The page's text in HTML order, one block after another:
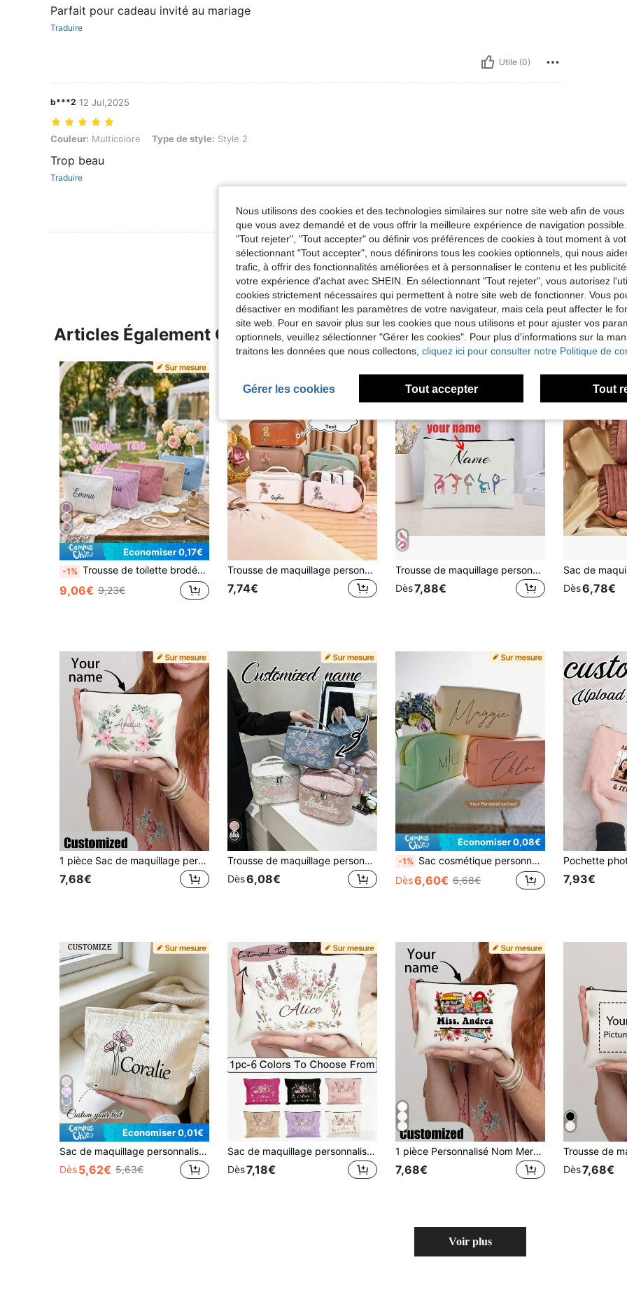
Parfait pour cadeau invité au mariage
Traduire
Utile (0)
b***2 12 Jul,2025
Couleur: Multicolore, Type de style: Style 2
Couleur: Multicolore Type de style: Style 2
Trop beau
Traduire
Utile (0)
Voir Plus D'avis
Articles Également Consultés
Économiser 0,17€
-1% Trousse de toilette brodée personnalisée, Trousse de toilette avec combinaison de lettres, Trousse de maquillage florale, Trousse de toilette de demoiselle d'honneur, Cadeau de demoiselle d'honneur, Trousse de toilette de voyage
9,06€ 9,23€
Trousse de maquillage personnalisée en PU imperméable, cadeaux de demoiselle d'honneur personnalisés, organisateur de voyage grande capacité, rentrée scolaire, pour adolescents, kawaii, Y2K, minimaliste, pour anniversaires, fêtes, essentiel de vacances, cadeaux pour femmes, esthétique
7,74€
Trousse de maquillage personnalisée avec motif de gymnastique - Nom personnalisé, pochette de maquillage légère et pliable, matériau en polyester, convient pour les voyages et les cadeaux
Dès7,88€
Dès6,78€
1 pièce Sac de maquillage personnalisé avec monogramme floral aquarelle - Sac cosmétique personnalisé, cadeau de Noël parfait pour maman, enseignante, fille, valises et bagages de voyage
7,68€
Trousse de maquillage personnalisée avec broderie de nom et motif floral avec poignée, organisateur de voyage grande capacité, sac de rangement durable pour cosmétiques et articles de toilette
Dès6,08€
Économiser 0,08€
-1% Sac cosmétique personnalisé avec nom. Sac à maquillage monogramme personnalisé. Sac de rangement pour serviettes hygiéniques. Sac à maquillage de voyage. Sac de toilette . Sac de rangement personnalisé. Sac de demoiselle d'honneur du mois de naissance, cadeaux pour la fête de la mariée, faveurs pour la fête de la jeune fille, cadeau de demoiselle d'honneur polyvalent, idéal pour elle, petite amie, lui, valises et bagages de voyage
Dès6,60€ 6,68€ 7,93€
22
Économiser 0,01€
Sac de maquillage personnalisé, pochette cosmétique personnalisée, sac de rangement avec logo de nom de lettre personnalisé, sac de maquillage léger avec fermeture éclair, cadeau personnalisé
Dès5,62€ 5,63€
Sac de maquillage personnalisable avec motif floral pour maman, peut être personnalisé avec un nom, peut être personnalisé selon votre design exclusif, peut être utilisé comme sac de rangement, sac de toilette, sac à main, peut également être utilisé comme porte-monnaie, trousse à crayons, un cadeau idéal pour maman, léger et pliable, utilisation polyvalente. Organisateur de voyage
Dès7,18€
1 pièce Personnalisé Nom Merci Sac de maquillage pour enseignant Cadeau personnalisé, sac à main pour femme, trousse de toilette de voyage en canevas, étui de rangement de cosmétiques, cadeau pour la rentrée scolaire et la fête des enseignants, multifonctionnel, polyvalent, grande capacité, léger, fonctionnel, pratique, tout usage, coloré, mignon, pour le trajet, décontracté professionnel, cadeaux idéaux pour lui, cadeaux idéaux pour les vacances/jours fériés, pour l'extérieur/les sorties/les voyages/la randonnée/le stade/les sports/l'escalade, pour les affaires/les trajets/le travail/le bureau, cadeaux pour la Fête des Mères
7,68€
Dès7,68€
Voir plus
Nous utilisons des cookies et des technologies similaires sur notre site web afin de
que vous avez demandé et de vous offrir la meilleure expérience de navigation
"Tout rejeter", "Tout accepter" ou définir vos préférences de cookies à tout moment à
sélectionnant "Tout accepter", nous définirons tous les cookies optionnels, qui nous
trafic, à offrir des fonctionnalités améliorées et à personnaliser le contenu et les
votre expérience d'achat avec SHEIN. En sélectionnant "Tout rejeter", vous autorisez
cookies strictement nécessaires qui permettent à notre site web de fonctionner. Vous
désactiver en modifiant les paramètres de votre navigateur, mais cela peut affecter le
site web. Pour en savoir plus sur les cookies que nous utilisons et pour ajuster vos
optionnels, veuillez sélectionner "Gérer les cookies". Pour plus d'informations sur la
traitons les données que nous collectons, cliquez ici pour consulter notre Politique de
Gérer les cookies Tout accepter Tout